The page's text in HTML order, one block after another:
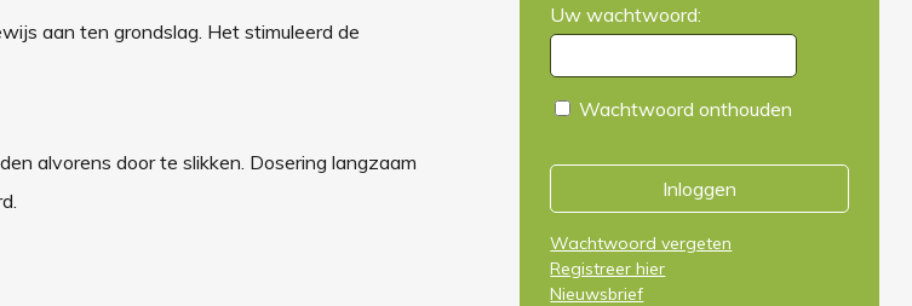
aan ten grondslag. Het stimuleerd de
alvorens door te slikken. Dosering langzaam
Uw wachtwoord:
Wachtwoord onthouden
Inloggen
Wachtwoord vergeten
Registreer hier
Nieuwsbrief